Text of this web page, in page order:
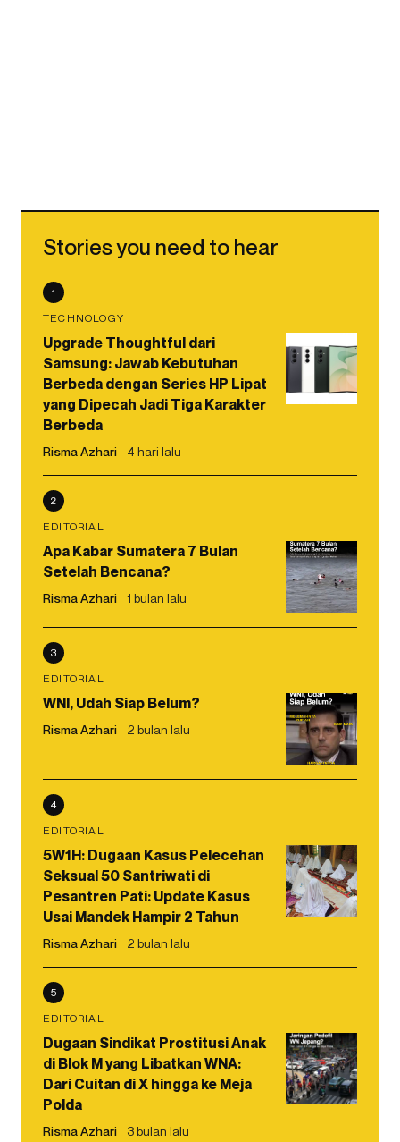
Stories you need to hear
1
TECHNOLOGY
Upgrade Thoughtful dari
Samsung: Jawab Kebutuhan
Berbeda dengan Series HP Lipat
yang Dipecah Jadi Tiga Karakter
Berbeda
Risma Azhari 4 hari lalu
2
EDITORIAL
Apa Kabar Sumatera 7 Bulan
Setelah Bencana?
Risma Azhari 1 bulan lalu
3
EDITORIAL
WNI, Udah Siap Belum?
Risma Azhari 2 bulan lalu
4
EDITORIAL
5W1H: Dugaan Kasus Pelecehan
Seksual 50 Santriwati di
Pesantren Pati: Update Kasus
Usai Mandek Hampir 2 Tahun
Risma Azhari 2 bulan lalu
5
EDITORIAL
Dugaan Sindikat Prostitusi Anak
di Blok M yang Libatkan WNA:
Dari Cuitan di X hingga ke Meja
Polda
Risma Azhari 3 bulan lalu